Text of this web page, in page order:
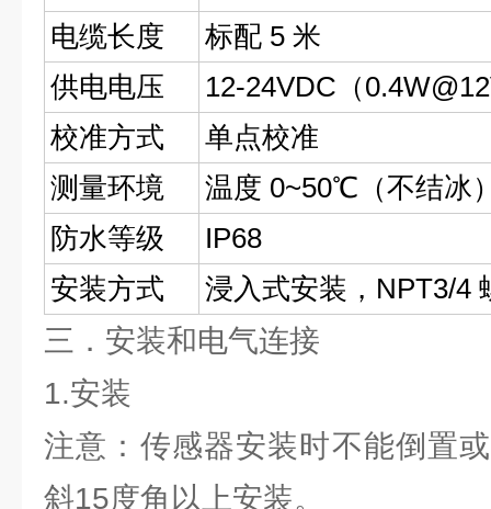
电缆长度
标配 5 米
供电电压
12-24VDC（
校准方式
单点校准
测量环境
温度 0~50℃（不结冰
防水等级
IP68
安装方式
浸入式安装，NPT3/4
三．安装和电气连接
1.安装
注意：传感器安装时不能倒置
斜15度角以上安装。